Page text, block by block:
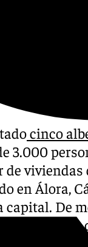
cinco
3.000
viviendas
en Álora,
capital. De
en Alhaurín